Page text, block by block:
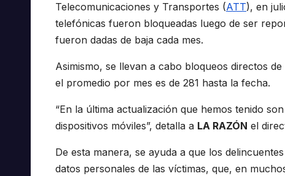
Telecomunicaciones y Transportes (ATT), en
telefónicas fueron bloqueadas luego de ser
fueron dadas de baja cada mes.
Asimismo, se llevan a cabo bloqueos directos
el promedio por mes es de 281 hasta la fecha.
“En la última actualización que hemos tenido
dispositivos móviles”, detalla a LA RAZÓN el
De esta manera, se ayuda a que los
datos personales de las víctimas, que, en